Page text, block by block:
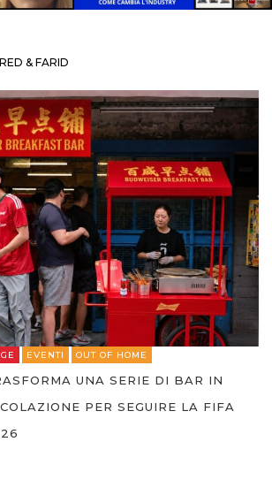
& FARID
EVENTI OUT OF HOME
UNA SERIE DI BAR IN
PER SEGUIRE LA FIFA